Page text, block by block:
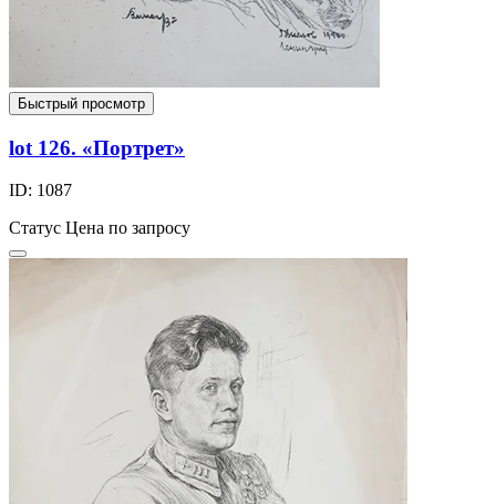
Быстрый просмотр
lot 126. «Портрет»
ID: 1087
Статус Цена по запросу